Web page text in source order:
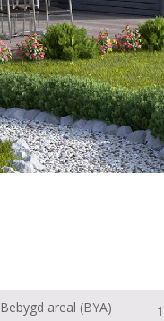
Bebygd areal (BYA)